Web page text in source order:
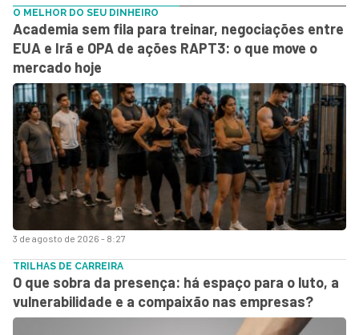
3 de agosto de 2026 - 8:27
O MELHOR DO SEU DINHEIRO
Academia sem fila para treinar, negociações entre
EUA e Irã e OPA de ações RAPT3: o que move o
mercado hoje
TRILHAS DE CARREIRA
O que sobra da presença: há espaço para o luto, a
vulnerabilidade e a compaixão nas empresas?